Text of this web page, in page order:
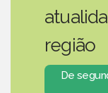
região
De